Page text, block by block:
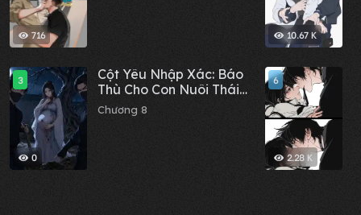
716
0
3
Cột Yêu Nhập Xác: Báo
Thù Cho Con Nuôi Thái
Tử Phi
Chương 8
10.67 K
2.28 K
6